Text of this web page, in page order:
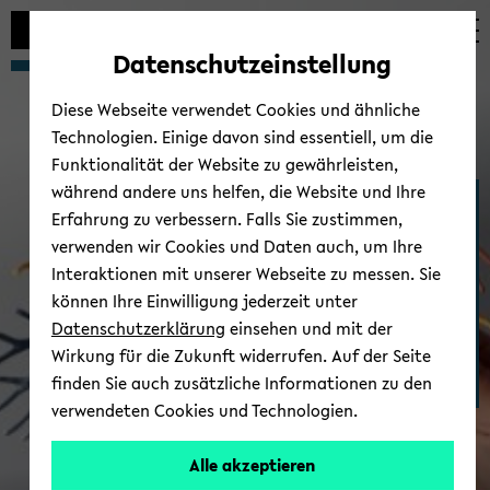
Automatische
vermeiden
zum
wechseln
zum
wechseln
zum
wechseln
Medizinische Fakul­tät
OWL
Datenschutzeinstellung
Diese Webseite verwendet Cookies und ähnliche
Technologien. Einige davon sind essentiell, um die
Funktionalität der Website zu gewährleisten,
während andere uns helfen, die Website und Ihre
Erfahrung zu verbessern. Falls Sie zustimmen,
verwenden wir Cookies und Daten auch, um Ihre
Interaktionen mit unserer Webseite zu messen. Sie
können Ihre Einwilligung jederzeit unter
Datenschutzerklärung einsehen und mit der
Wirkung für die Zukunft widerrufen. Auf der Seite
finden Sie auch zusätzliche Informationen zu den
verwendeten Cookies und Technologien.
Alle akzeptieren